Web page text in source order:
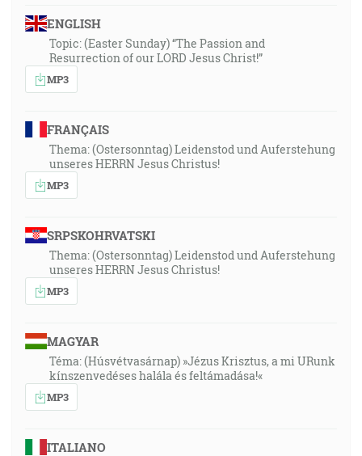
ENGLISH
Topic: (Easter Sunday) “The Passion and
Resurrection of our LORD Jesus Christ!”
MP3
FRANÇAIS
Thema: (Ostersonntag) Leidenstod und Auferstehung
unseres HERRN Jesus Christus!
MP3
SRPSKOHRVATSKI
Thema: (Ostersonntag) Leidenstod und Auferstehung
unseres HERRN Jesus Christus!
MP3
MAGYAR
Téma: (Húsvétvasárnap) »Jézus Krisztus, a mi URunk
kínszenvedéses halála és feltámadása!«
MP3
ITALIANO